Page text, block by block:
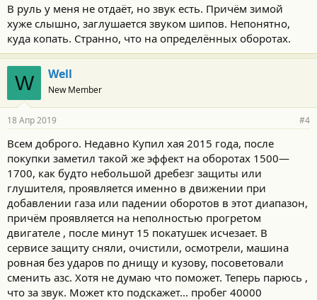
В руль у меня не отдаёт, но звук есть. Причём зимой
хуже слышно, заглушается звуком шипов. Непонятно,
куда копать. Странно, что на определённых оборотах.
W Well
New Member
18 Апр 2019 #4
Всем доброго. Недавно Купил хая 2015 года, после
покупки заметил такой же эффект на оборотах 1500—
1700, как будто небольшой дребезг защиты или
глушителя, проявляется именно в движении при
добавлении газа или падении оборотов в этот диапазон,
причём проявляется на неполностью прогретом
двигателе , после минут 15 покатушек исчезает. В
сервисе защиту сняли, очистили, осмотрели, машина
ровная без ударов по днищу и кузову, посоветовали
сменить азс. Хотя не думаю что поможет. Теперь парюсь ,
что за звук. Может кто подскажет... пробег 40000